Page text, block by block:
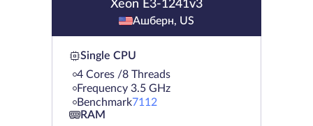
Xeon E3-1241v3
Ашберн, US
Single CPU
4 Cores /8 Threads
Frequency 3.5 GHz
Benchmark7112
RAM